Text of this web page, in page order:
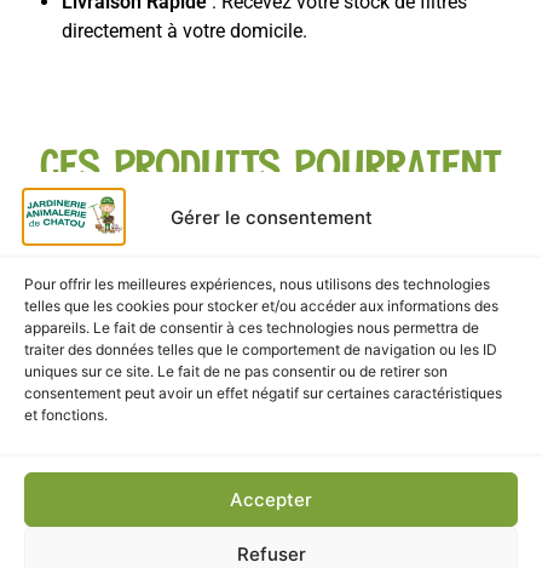
Gérer le consentement
Pour offrir les meilleures expériences, nous utilisons des technologies
telles que les cookies pour stocker et/ou accéder aux informations des
appareils. Le fait de consentir à ces technologies nous permettra de
traiter des données telles que le comportement de navigation ou les ID
uniques sur ce site. Le fait de ne pas consentir ou de retirer son
consentement peut avoir un effet négatif sur certaines caractéristiques
et fonctions.
Accepter
Refuser
directement à votre domicile.
CES PRODUITS POURRAIENT
VOUS INTÉRESSER